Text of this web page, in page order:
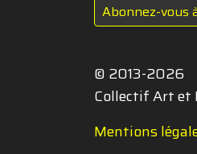
Abonnez-vous
© 2013-2026
Collectif Art et
Mentions